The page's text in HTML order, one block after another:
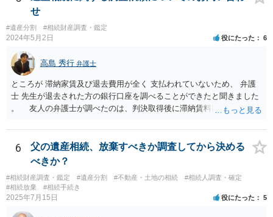
せ
#遺産分割 #相続財産調査・鑑定
2024年5月2日 役にたった 6
高島 秀行 弁護士
ところが 滞納家賃及び退去費用が全く 支払われていないため、 弁護
士 先生が退去された方の銀行口座を調べることができたと聞きました
。 友人の弁護士が調べたのは、判決取得後に滞納賃料回収のため
預金の入出金履歴を調べたわけではありません。 残念ながら、事案
や目的も異なりますし、開示の内容も異なります。
6
父の遺産相続、放棄すべきか調査してから決める
べきか？
#相続財産調査・鑑定 #遺産分割 #不動産・土地の相続
#相続人調査・確定
#相続放棄
#相続手続き
2025年7月15日 役にたった 5